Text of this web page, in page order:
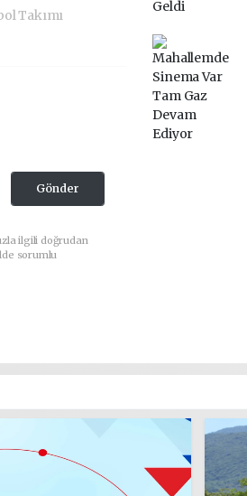
Takımı
Gönder
ilgili doğrudan
sorumlu